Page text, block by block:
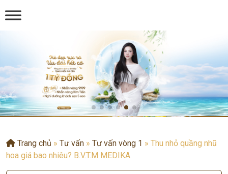
Trang chủ » Tư vấn » Tư vấn vòng 1 » Thu nhỏ quầng nhũ
hoa giá bao nhiêu? B.V.T.M MEDIKA